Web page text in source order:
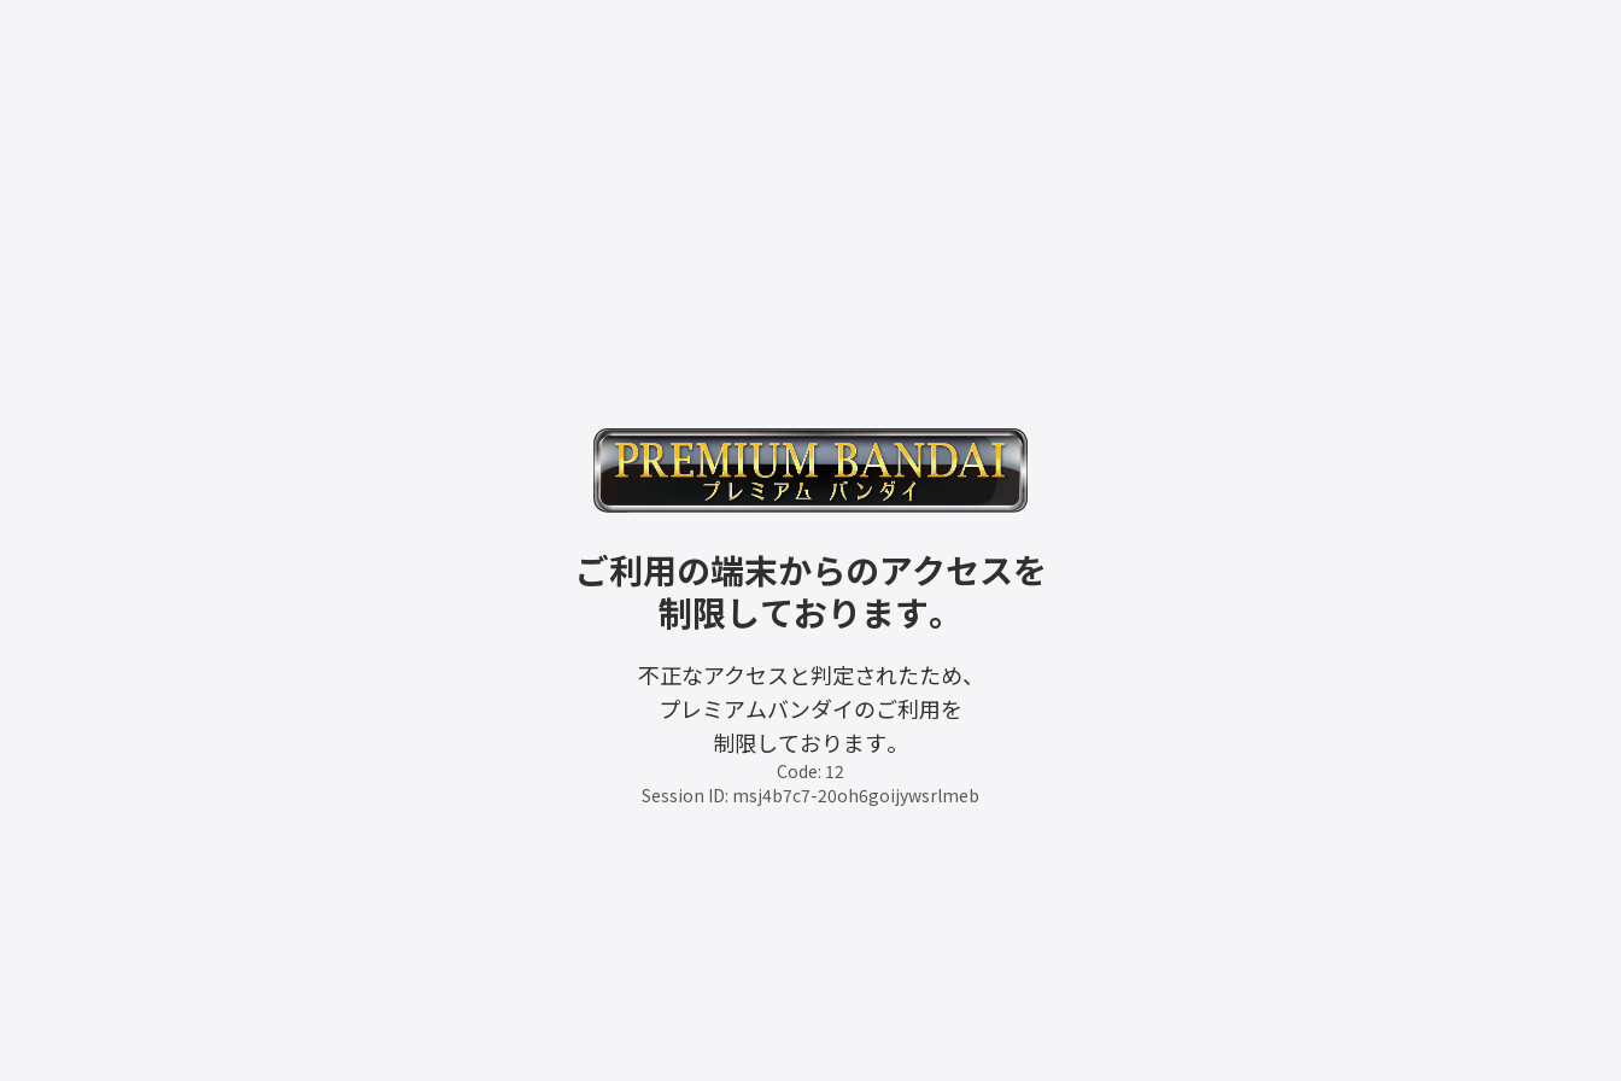
ご利用の端末からのアクセスを
制限しております。
不正なアクセスと判定されたため、
プレミアムバンダイのご利用を
制限しております。
Code: 12
Session ID: msj4b7c7-20oh6goijywsrlmeb